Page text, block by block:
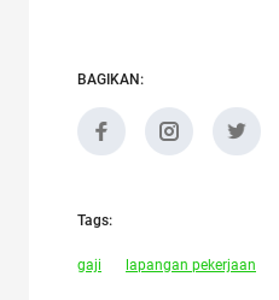
BAGIKAN:
Tags:
gaji lapangan pekerjaan